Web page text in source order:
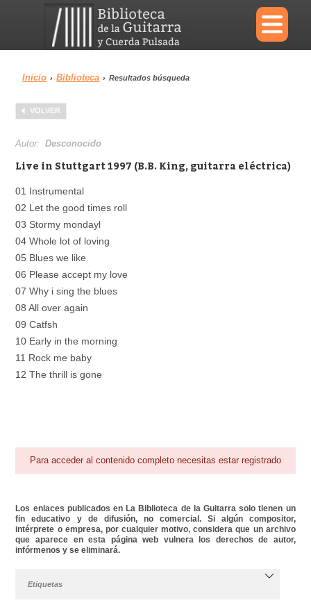
×
Menu
Biblioteca
Área personal
Inicio › Biblioteca › Resultados búsqueda
VOLVER
Autor:Desconocido
Live in Stuttgart 1997 (B.B. King, guitarra eléctrica)
01 Instrumental
02 Let the good times roll
03 Stormy mondayl
04 Whole lot of loving
05 Blues we like
06 Please accept my love
07 Why i sing the blues
08 All over again
09 Catfsh
10 Early in the morning
11 Rock me baby
12 The thrill is gone
Para acceder al contenido completo necesitas estar registrado
Los enlaces publicados en La Biblioteca de la Guitarra solo tienen un
fin educativo y de difusión, no comercial. Si algún compositor,
intérprete o empresa, por cualquier motivo, considera que un archivo
que aparece en esta página web vulnera los derechos de autor,
infórmenos y se eliminará.
Etiquetas